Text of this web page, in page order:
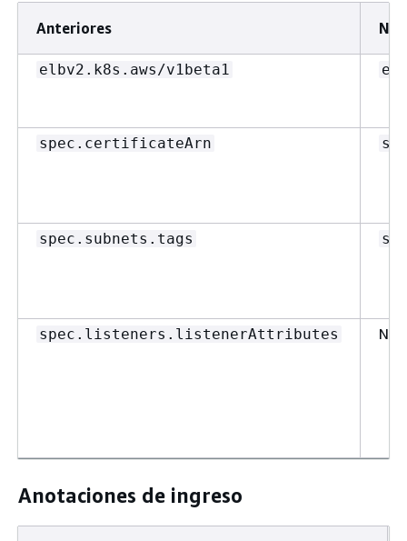
Anteriores
elbv2.k8s.aws/v1beta1
spec.certificateArn
spec.subnets.tags
spec.listeners.listenerAttributes No
Anotaciones de ingreso